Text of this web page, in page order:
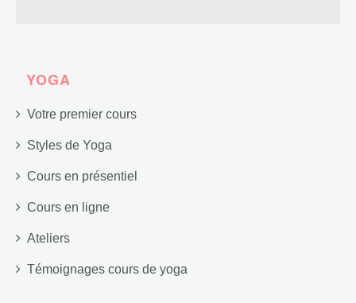
YOGA
Votre premier cours
Styles de Yoga
Cours en présentiel
Cours en ligne
Ateliers
Témoignages cours de yoga